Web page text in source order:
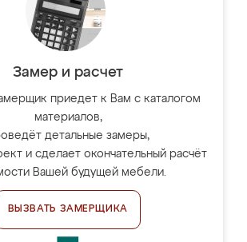
Замер и расчет
приедет к Вам с каталогом
материалов,
детальные замеры,
и сделает окончательный расчёт
Вашей будущей мебели.
ВЫЗВАТЬ ЗАМЕРЩИКА